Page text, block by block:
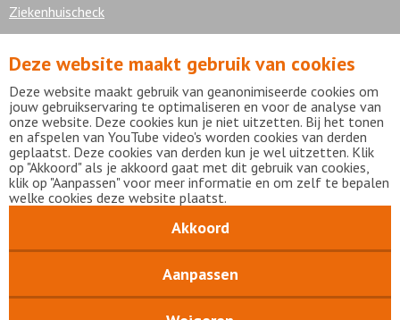
Ziekenhuischeck
7,9
Bekijk alle waarderingen
DisclaimerPrivacy statementmijnFlevoziekenhuis
Copyright Flevoziekenhuis 2026
Deze website maakt gebruik van cookies
Deze website maakt gebruik van geanonimiseerde cookies om
jouw gebruikservaring te optimaliseren en voor de analyse van
onze website. Deze cookies kun je niet uitzetten. Bij het tonen
en afspelen van YouTube video's worden cookies van derden
geplaatst. Deze cookies van derden kun je wel uitzetten. Klik
op "Akkoord" als je akkoord gaat met dit gebruik van cookies,
klik op "Aanpassen" voor meer informatie en om zelf te bepalen
welke cookies deze website plaatst.
Akkoord
Aanpassen